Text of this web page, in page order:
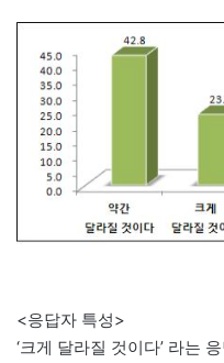
<응답자 특성>
‘크게 달라질 것이다’ 라는